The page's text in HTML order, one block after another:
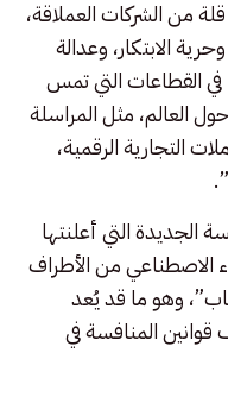
من الشركات العملاقة،
الابتكار، وعدالة
في القطاعات التي تمس
العالم، مثل المراسلة
التجارية الرقمية،
الجديدة التي أعلنتها
الاصطناعي من الأطراف
وهو ما قد يُعد
المنافسة في